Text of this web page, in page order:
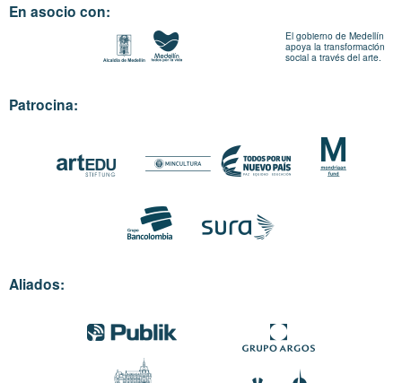
En asocio con:
El gobierno de Medellín
apoya la transformación
social a través del arte.
Patrocina:
Aliados: